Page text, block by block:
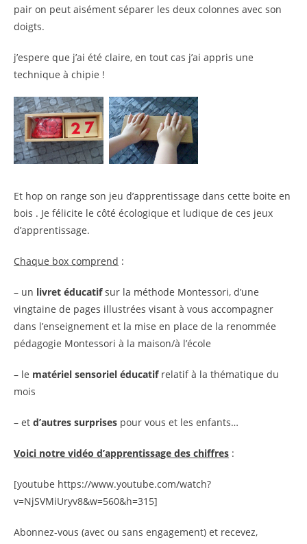
pair on peut aisément séparer les deux colonnes avec son
doigts.
j’espere que j’ai été claire, en tout cas j’ai appris une
technique à chipie !
Et hop on range son jeu d’apprentissage dans cette boite en
bois . Je félicite le côté écologique et ludique de ces jeux
d’apprentissage.
Chaque box comprend :
– un livret éducatifsur la méthode Montessori, d’une
vingtaine de pages illustrées visant à vous accompagner
dans l’enseignement et la mise en place de la renommée
pédagogie Montessori à la maison/à l’école
– le matériel sensoriel éducatifrelatif à la thématique du
mois
– et d’autres surprises pour vous et les enfants…
Voici notre vidéo d’apprentissage des chiffres :
[youtube https://www.youtube.com/watch?
v=NjSVMiUryv8&w=560&h=315]
Abonnez-vous (avec ou sans engagement) et recevez,